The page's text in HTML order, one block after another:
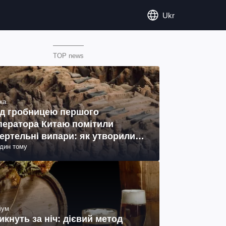
Ukr
TOP news
гробницею першого
Китаю помітили
випари: як утворились
тому
за ніч: дієвий метод